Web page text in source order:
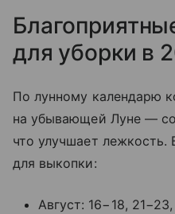
для уборки в
По лунному календарю
на убывающей Луне —
что улучшает лежкость.
для выкопки:
Август: 16−18,